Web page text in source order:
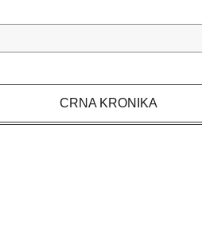
CRNA KRONIKA